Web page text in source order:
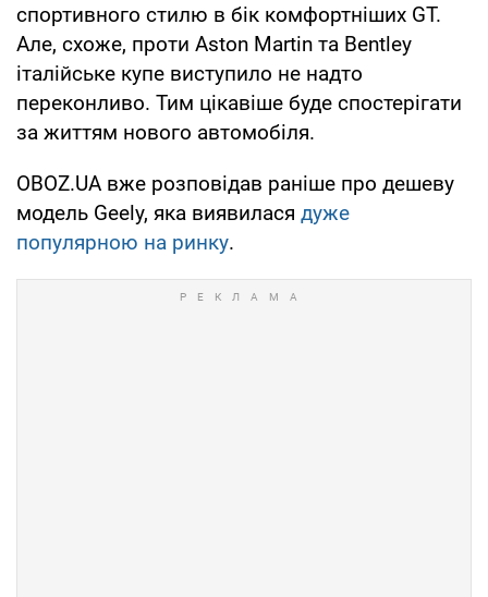
спортивного стилю в бік комфортніших GT.
Але, схоже, проти Aston Martin та Bentley
італійське купе виступило не надто
переконливо. Тим цікавіше буде спостерігати
за життям нового автомобіля.
OBOZ.UA вже розповідав раніше про дешеву
модель Geely, яка виявилася дуже
популярною на ринку.